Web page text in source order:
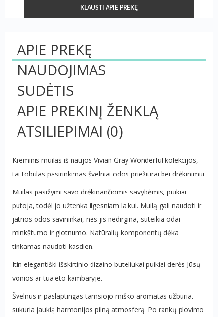
KLAUSTI APIE PREKĘ
APIE PREKĘ
NAUDOJIMAS
SUDĖTIS
APIE PREKINĮ ŽENKLĄ
ATSILIEPIMAI (0)
Kreminis muilas iš naujos Vivian Gray Wonderful kolekcijos,
tai tobulas pasirinkimas švelniai odos priežiūrai bei drėkinimui.
Muilas pasižymi savo drėkinančiomis savybėmis, puikiai
putoja, todėl jo užtenka ilgesniam laikui. Muilą gali naudoti ir
jatrios odos savininkai, nes jis nedirgina, suteikia odai
minkštumo ir glotnumo. Natūralių komponentų dėka
tinkamas naudoti kasdien.
Itin elegantiški išskirtinio dizaino buteliukai puikiai derės Jūsų
vonios ar tualeto kambaryje.
Švelnus ir paslaptingas tamsiojo miško aromatas užburia,
sukuria jaukią harmonijos pilną atmosferą. Po rankų plovimo